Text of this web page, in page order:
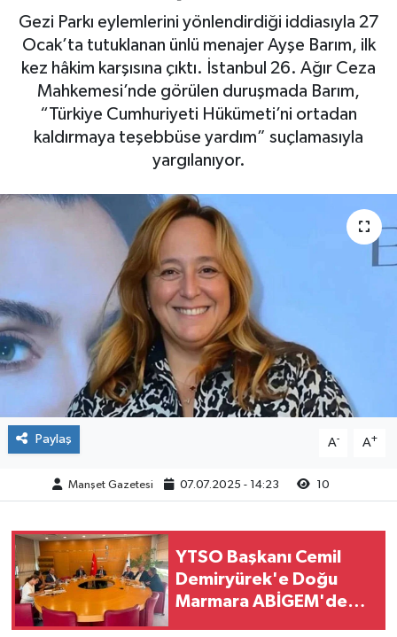
Gezi Parkı eylemlerini yönlendirdiği iddiasıyla 27
Ocak’ta tutuklanan ünlü menajer Ayşe Barım, ilk
kez hâkim karşısına çıktı. İstanbul 26. Ağır Ceza
Mahkemesi’nde görülen duruşmada Barım,
“Türkiye Cumhuriyeti Hükümeti’ni ortadan
kaldırmaya teşebbüse yardım” suçlamasıyla
yargılanıyor.
Paylaş A- A+
Manşet Gazetesi 07.07.2025 - 14:23 10
YTSO Başkanı Cemil
Demiryürek'e Doğu
Marmara ABİGEM'de
Yaşam